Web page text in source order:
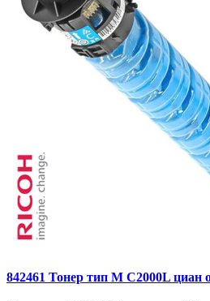
842461 Тонер тип M C2000L циан